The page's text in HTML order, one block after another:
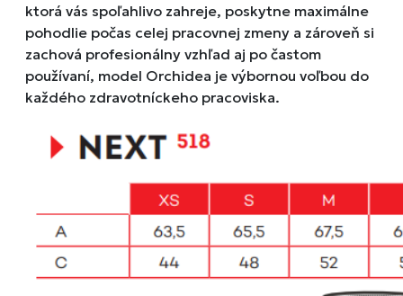
ktorá vás spoľahlivo zahreje, poskytne maximálne
pohodlie počas celej pracovnej zmeny a zároveň si
zachová profesionálny vzhľad aj po častom
používaní, model Orchidea je výbornou voľbou do
každého zdravotníckeho pracoviska.